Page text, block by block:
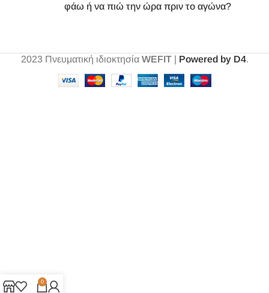
φάω ή να πιώ την ώρα πριν το αγώνα?
2023 Πνευματική ιδιοκτησία WEFIT| Powered by D4.
0